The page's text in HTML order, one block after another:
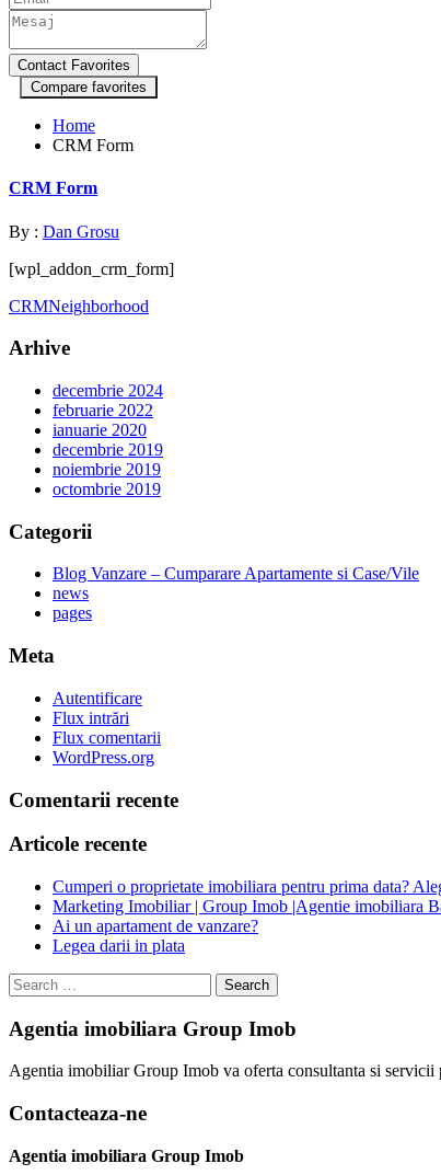
Compare favorites
Home
CRM Form
CRM Form
By : Dan Grosu
[wpl_addon_crm_form]
CRMNeighborhood
Arhive
decembrie 2024
februarie 2022
ianuarie 2020
decembrie 2019
noiembrie 2019
octombrie 2019
Categorii
Blog Vanzare – Cumparare Apartamente si Case/Vile
news
pages
Meta
Autentificare
Flux intrări
Flux comentarii
WordPress.org
Comentarii recente
Articole recente
Cumperi o proprietate imobiliara pentru prima data?
Marketing Imobiliar | Group Imob |Agentie imobiliara
Ai un apartament de vanzare?
Legea darii in plata
Search
Agentia imobiliara Group Imob
Agentia imobiliar Group Imob va oferta consultanta si
Contacteaza-ne
Agentia imobiliara Group Imob